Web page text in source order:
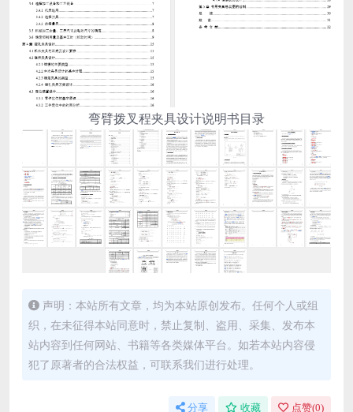
弯臂拨叉程夹具设计说明书目录
声明：本站所有文章，均为本站原创发布。任何个人或组
织，在未征得本站同意时，禁止复制、盗用、采集、发布本
站内容到任何网站、书籍等各类媒体平台。如若本站内容侵
犯了原著者的合法权益，可联系我们进行处理。
分享 收藏 点赞(0)